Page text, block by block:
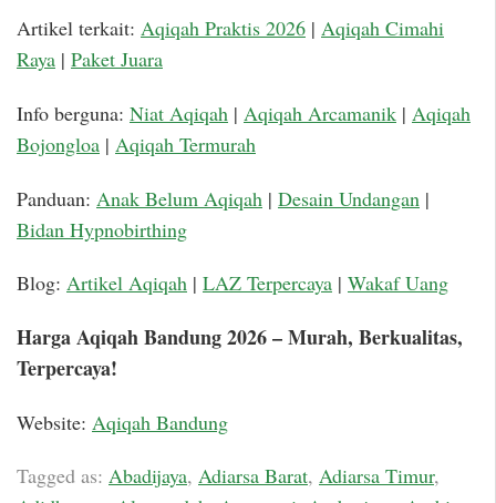
Artikel terkait: Aqiqah Praktis 2026 | Aqiqah Cimahi
Raya | Paket Juara
Info berguna: Niat Aqiqah | Aqiqah Arcamanik | Aqiqah
Bojongloa | Aqiqah Termurah
Panduan: Anak Belum Aqiqah | Desain Undangan |
Bidan Hypnobirthing
Blog: Artikel Aqiqah | LAZ Terpercaya | Wakaf Uang
Harga Aqiqah Bandung 2026 – Murah, Berkualitas,
Terpercaya!
Website: Aqiqah Bandung
Tagged as: Abadijaya, Adiarsa Barat, Adiarsa Timur,